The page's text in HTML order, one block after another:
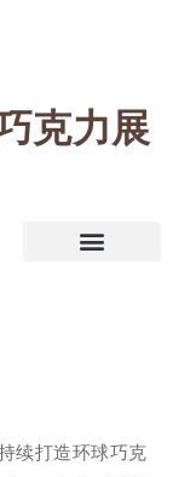
克力展
续打造环球巧克